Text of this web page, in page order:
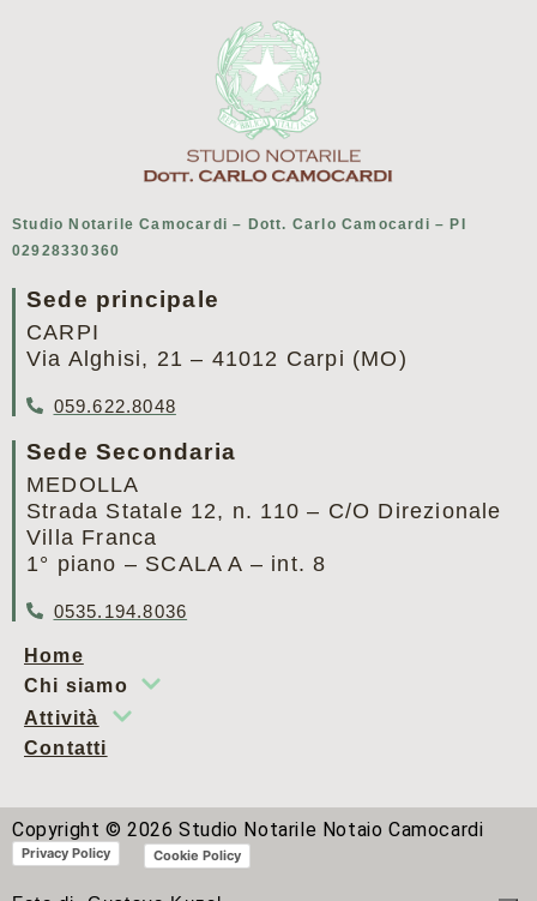
Studio Notarile Camocardi – Dott. Carlo Camocardi – PI
02928330360
Sede principale
CARPI
Via Alghisi, 21 – 41012 Carpi (MO)
059.622.8048
Sede Secondaria
MEDOLLA
Strada Statale 12, n. 110 – C/O Direzionale
Villa Franca
1° piano – SCALA A – int. 8
0535.194.8036
Home
Chi siamo
Attività
Contatti
Copyright ©2026 Studio Notarile Notaio Camocardi
Privacy Policy Cookie Policy